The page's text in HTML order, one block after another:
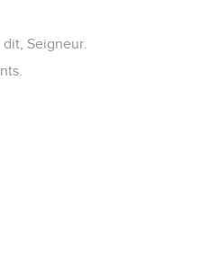
Seigneur.